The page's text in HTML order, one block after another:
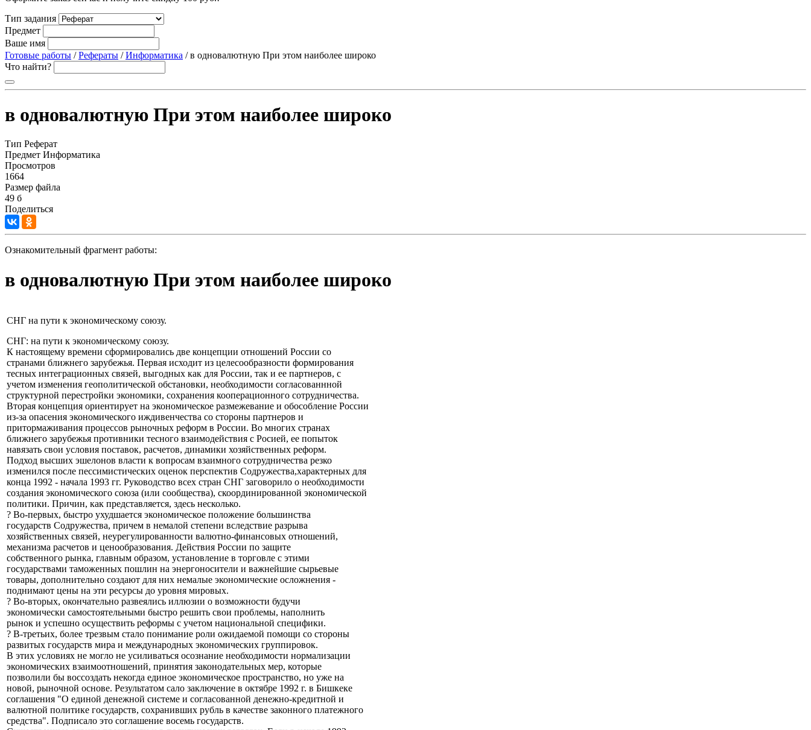
Тип задания
Предмет
Ваше имя
Готовые работы /Рефераты /Информатика / в одновалютную При этом наиболее широко
Что найти?
в одновалютную При этом наиболее широко
Тип Реферат
Предмет Информатика
Просмотров
1664
Размер файла
49 б
Поделиться
Ознакомительный фрагмент работы:
в одновалютную При этом наиболее широко
СНГ на пути к экономическому союзу.
СНГ: на пути к экономическому союзу.
К настоящему времени сформировались две концепции отношений России со
странами ближнего зарубежья. Первая исходит из целесообразности формирования
тесных интеграционных связей, выгодных как для России, так и ее партнеров, с
учетом изменения геополитической обстановки, необходимости согласованнной
структурной перестройки экономики, сохранения кооперационного сотрудничества.
Вторая концепция ориентирует на экономическое размежевание и обособление России
из-за опасения экономического иждивенчества со стороны партнеров и
притормаживания процессов рыночных реформ в России. Во многих странах
ближнего зарубежья противники тесного взаимодействия с Росией, ее попыток
навязать свои условия поставок, расчетов, динамики хозяйственных реформ.
Подход высших эшелонов власти к вопросам взаимного сотрудничества резко
изменился после пессимистических оценок перспектив Содружества,характерных для
конца 1992 - начала 1993 гг. Руководство всех стран СНГ заговорило о необходимости
создания экономического союза (или сообщества), скоординированной экономической
политики. Причин, как представляется, здесь несколько.
? Во-первых, быстро ухудшается экономическое положение большинства
государств Содружества, причем в немалой степени вследствие разрыва
хозяйственных связей, неурегулированности валютно-финансовых отношений,
механизма расчетов и ценообразования. Действия России по защите
собственного рынка, главным образом, установление в торговле с этими
государствами таможенных пошлин на энергоносители и важнейшие сырьевые
товары, дополнительно создают для них немалые экономические осложнения -
поднимают цены на эти ресурсы до уровня мировых.
? Во-вторых, окончательно развеялись иллюзии о возможности будучи
экономически самостоятельными быстро решить свои проблемы, наполнить
рынок и успешно осуществить реформы с учетом национальной специфики.
? В-третьих, более трезвым стало понимание роли ожидаемой помощи со стороны
развитых государств мира и международных экономических группировок.
В этих условиях не могло не усиливаться осознание необходимости нормализации
экономических взаимоотношений, принятия законодательных мер, которые
позволили бы воссоздать некогда единое экономическое пространство, но уже на
новой, рыночной основе. Результатом сало заключение в октябре 1992 г. в Бишкеке
соглашения "О единой денежной системе и согласованной денежно-кредитной и
валютной политике государств, сохранивших рубль в качестве законного платежного
средства". Подписало это соглашение восемь государств.